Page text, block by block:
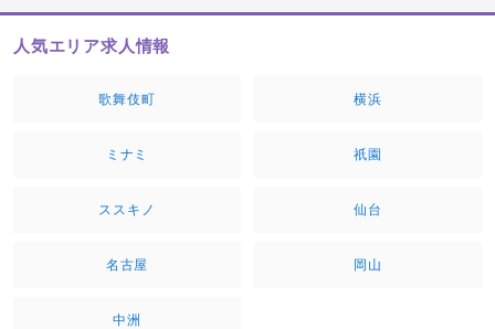
人気エリア求人情報
歌舞伎町 横浜
ミナミ 祇園
ススキノ 仙台
名古屋 岡山
中洲